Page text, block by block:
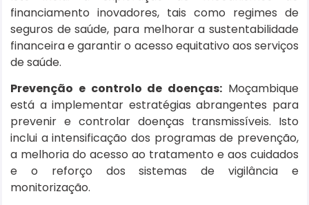
financiamento inovadores, tais como regimes de
seguros de saúde, para melhorar a sustentabilidade
financeira e garantir o acesso equitativo aos serviços
de saúde.
Prevenção e controlo de doenças: Moçambique
está a implementar estratégias abrangentes para
prevenir e controlar doenças transmissíveis. Isto
inclui a intensificação dos programas de prevenção,
a melhoria do acesso ao tratamento e aos cuidados
e o reforço dos sistemas de vigilância e
monitorização.